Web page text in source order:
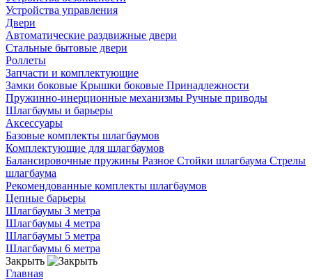
Устройства управления
Двери
Автоматические раздвижные двери
Стальные бытовые двери
Роллеты
Запчасти и комплектующие
Замки боковые Крышки боковые Принадлежности
Пружинно-инерционные механизмы Ручные приводы
Шлагбаумы и барьеры
Аксессуары
Базовые комплекты шлагбаумов
Комплектующие для шлагбаумов
Балансировочные пружины Разное Стойки шлагбаума Стрелы
шлагбаума
Рекомендованные комплекты шлагбаумов
Цепные барьеры
Шлагбаумы 3 метра
Шлагбаумы 4 метра
Шлагбаумы 5 метра
Шлагбаумы 6 метра
Закрыть
Главная